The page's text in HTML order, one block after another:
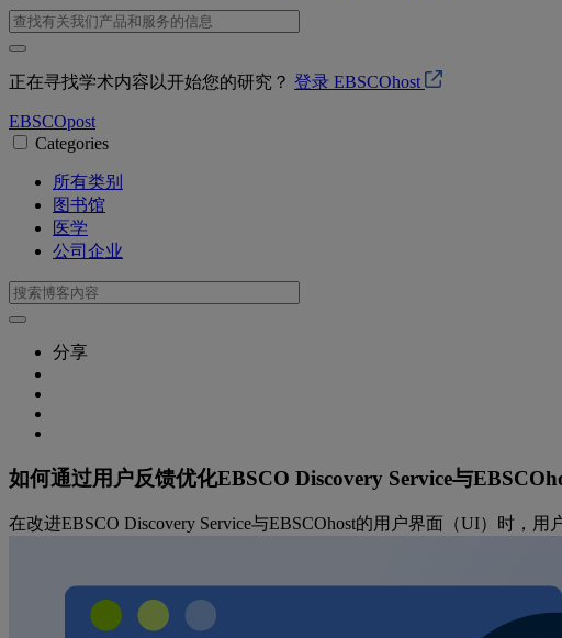
正在寻找学术内容以开始您的研究？ 登录 EBSCOhost
EBSCOpost
Categories
所有类别
图书馆
医学
公司企业
分享
如何通过用户反馈优化EBSCO Discovery Service与
在改进EBSCO Discovery Service与EBSCOhost的用户界面（UI）时，